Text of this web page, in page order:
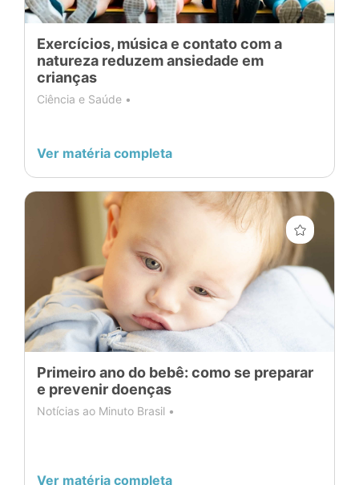
Exercícios, música e contato com a
natureza reduzem ansiedade em
crianças
Ciência e Saúde •
Ver matéria completa
Primeiro ano do bebê: como se preparar
e prevenir doenças
Notícias ao Minuto Brasil •
Ver matéria completa